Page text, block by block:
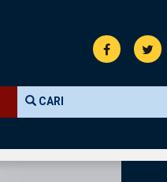
CARI